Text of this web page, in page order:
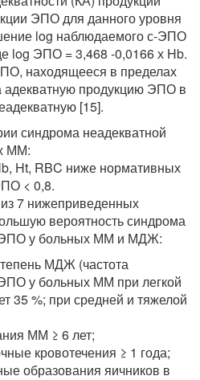
ЭПО для данного уровня
log наблюдаемого с-ЭПО
log ЭПО = 3,468 -0,0166 х Hb.
находящееся в пределах
адекватную продукцию ЭПО в
[15].
синдрома неадекватной
ММ:
Ht, RBC ниже нормативных
< 0,8.
7 нижеприведенных
вероятность синдрома
ЭПО у больных ММ и МДЖ:
МДЖ (частота
у больных ММ при легкой
35 %; при средней и тяжелой
ММ ≥ 6 лет;
кровотечения ≥ 1 года;
образования яичников в